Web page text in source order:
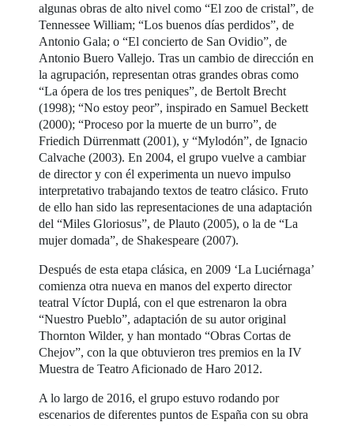
algunas obras de alto nivel como “El zoo de cristal”, de
Tennessee William; “Los buenos días perdidos”, de
Antonio Gala; o “El concierto de San Ovidio”, de
Antonio Buero Vallejo. Tras un cambio de dirección en
la agrupación, representan otras grandes obras como
“La ópera de los tres peniques”, de Bertolt Brecht
(1998); “No estoy peor”, inspirado en Samuel Beckett
(2000); “Proceso por la muerte de un burro”, de
Friedich Dürrenmatt (2001), y “Mylodón”, de Ignacio
Calvache (2003). En 2004, el grupo vuelve a cambiar
de director y con él experimenta un nuevo impulso
interpretativo trabajando textos de teatro clásico. Fruto
de ello han sido las representaciones de una adaptación
del “Miles Gloriosus”, de Plauto (2005), o la de “La
mujer domada”, de Shakespeare (2007).
Después de esta etapa clásica, en 2009 ‘La Luciérnaga’
comienza otra nueva en manos del experto director
teatral Víctor Duplá, con el que estrenaron la obra
“Nuestro Pueblo”, adaptación de su autor original
Thornton Wilder, y han montado “Obras Cortas de
Chejov”, con la que obtuvieron tres premios en la IV
Muestra de Teatro Aficionado de Haro 2012.
A lo largo de 2016, el grupo estuvo rodando por
escenarios de diferentes puntos de España con su obra